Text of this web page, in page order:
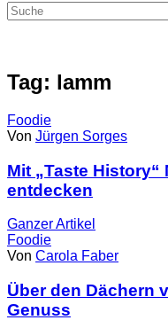
Tag: lamm
Foodie
Von Jürgen Sorges
Mit „Taste
entdecken
GanzerArtikel
Foodie
Von Carola Faber
Über den Dächern
Genuss